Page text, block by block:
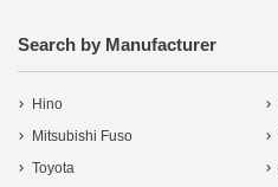
Search by Manufacturer
Hino
Mitsubishi Fuso
Toyota